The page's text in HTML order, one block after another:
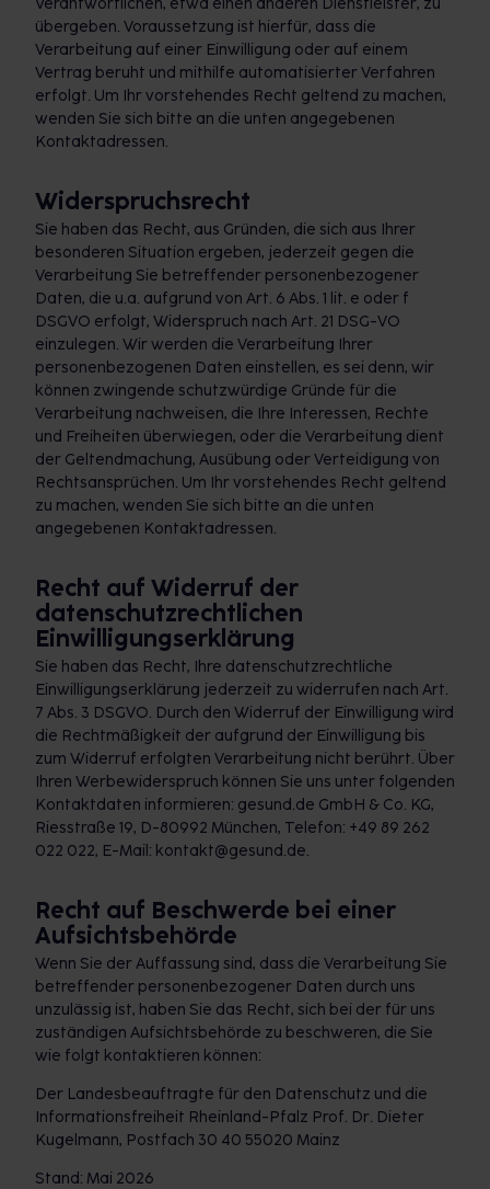
übergeben. Voraussetzung ist hierfür, dass die
Verarbeitung auf einer Einwilligung oder auf einem
Vertrag beruht und mithilfe automatisierter Verfahren
erfolgt. Um Ihr vorstehendes Recht geltend zu machen,
wenden Sie sich bitte an die unten angegebenen
Kontaktadressen.
Widerspruchsrecht
Sie haben das Recht, aus Gründen, die sich aus Ihrer
besonderen Situation ergeben, jederzeit gegen die
Verarbeitung Sie betreffender personenbezogener
Daten, die u.a. aufgrund von Art. 6 Abs. 1 lit. e oder f
DSGVO erfolgt, Widerspruch nach Art. 21 DSG-VO
einzulegen. Wir werden die Verarbeitung Ihrer
personenbezogenen Daten einstellen, es sei denn, wir
können zwingende schutzwürdige Gründe für die
Verarbeitung nachweisen, die Ihre Interessen, Rechte
und Freiheiten überwiegen, oder die Verarbeitung dient
der Geltendmachung, Ausübung oder Verteidigung von
Rechtsansprüchen. Um Ihr vorstehendes Recht geltend
zu machen, wenden Sie sich bitte an die unten
angegebenen Kontaktadressen.
Recht auf Widerruf der
datenschutzrechtlichen
Einwilligungserklärung
Sie haben das Recht, Ihre datenschutzrechtliche
Einwilligungserklärung jederzeit zu widerrufen nach Art.
7 Abs. 3 DSGVO. Durch den Widerruf der Einwilligung wird
die Rechtmäßigkeit der aufgrund der Einwilligung bis
zum Widerruf erfolgten Verarbeitung nicht berührt. Über
Ihren Werbewiderspruch können Sie uns unter folgenden
Kontaktdaten informieren: gesund.de GmbH & Co. KG,
Riesstraße 19, D-80992 München, Telefon: +49 89 262
022 022, E-Mail: kontakt@gesund.de.
Recht auf Beschwerde bei einer
Aufsichtsbehörde
Wenn Sie der Auffassung sind, dass die Verarbeitung Sie
betreffender personenbezogener Daten durch uns
unzulässig ist, haben Sie das Recht, sich bei der für uns
zuständigen Aufsichtsbehörde zu beschweren, die Sie
wie folgt kontaktieren können:
Der Landesbeauftragte für den Datenschutz und die
Informationsfreiheit Rheinland-Pfalz Prof. Dr. Dieter
Kugelmann, Postfach 30 40 55020 Mainz
Stand: Mai 2026